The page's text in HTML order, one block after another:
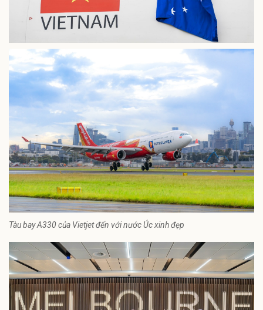
Tàu bay A330 của Vietjet đến với nước Úc xinh đẹp